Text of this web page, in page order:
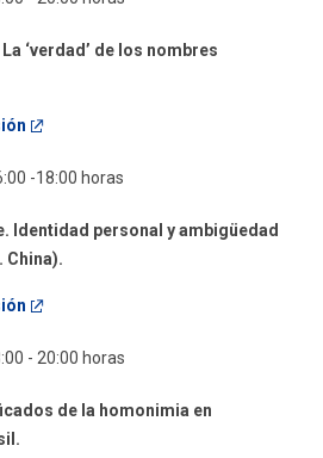
‘verdad’ de los nombres
-18:00 horas
Identidad personal y ambigüedad
China).
- 20:00 horas
de la homonimia en